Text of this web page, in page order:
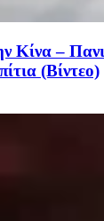
Κίνα –
(Βίντεο)